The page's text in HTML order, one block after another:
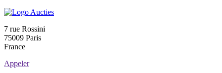
7 rue Rossini
75009 Paris
France
Appeler